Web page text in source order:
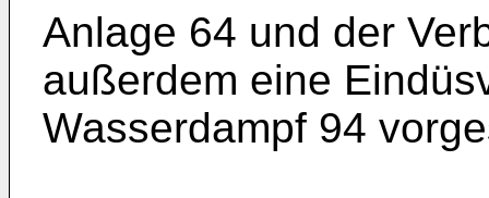
Anlage 64 und der
außerdem eine
Wasserdampf 94